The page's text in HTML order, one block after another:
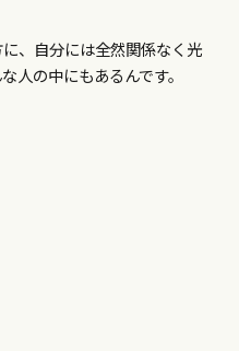
、自分には全然関係なく光
人の中にもあるんです。